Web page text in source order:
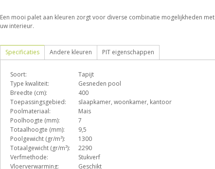
Een mooi palet aan kleuren zorgt voor diverse combinatie mogelijkheden met
uw interieur.
Specificaties
Soort:
Tapijt
Type kwaliteit:
Gesneden pool
Breedte (cm):
400
Toepassingsgebied:
slaapkamer, woonkamer, kantoor
Poolmateriaal:
Mais
Poolhoogte (mm):
7
Totaalhoogte (mm):
9,5
Poolgewicht (gr/m²):
1300
Totaalgewicht (gr/m²):
2290
Verfmethode:
Stukverf
Vloerverwarming:
Geschikt
Andere kleuren PIT eigenschappen
D eF h L
pqsT